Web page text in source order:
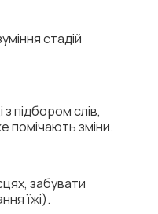
стадій
підбором слів,
помічають зміни.
забувати
їжі).